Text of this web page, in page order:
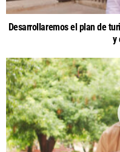
Desarrollaremos el plan de
y